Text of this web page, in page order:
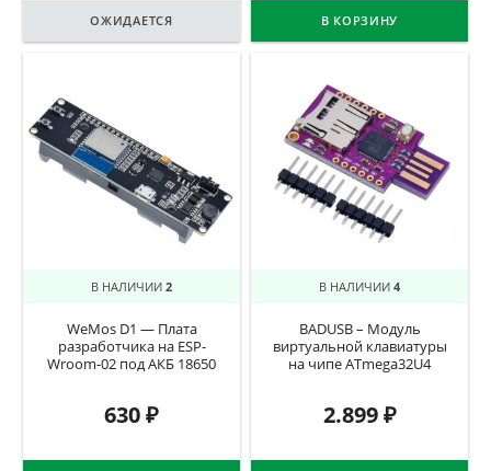
ОЖИДАЕТСЯ В КОРЗИНУ
В НАЛИЧИИ 2
WeMos D1 — Плата
разработчика на ESP-
Wroom-02 под АКБ 18650
630₽
В НАЛИЧИИ 4
BADUSB – Модуль
виртуальной клавиатуры
на чипе ATmega32U4
2.899₽